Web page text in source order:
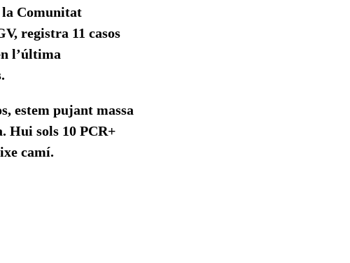
Comunitat
registra 11 casos
l’última
estem pujant massa
Hui sols 10 PCR+
camí.